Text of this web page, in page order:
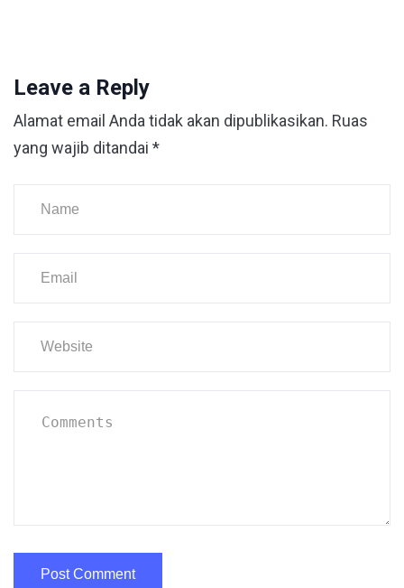
Leave a Reply
Alamat email Anda tidak akan dipublikasikan. Ruas
yang wajib ditandai *